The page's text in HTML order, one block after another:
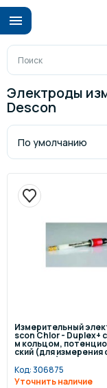
Электроды
Descon
Измерительный
scon Chlor - Duplex+
м кольцом,
ский (для измерения
ого хлора), платина/
для солёной воды
Код:306875
Уточнить наличие